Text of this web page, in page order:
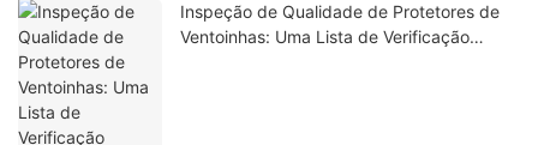
Inspeção de Qualidade de Protetores de
Ventoinhas: Uma Lista de Verificação